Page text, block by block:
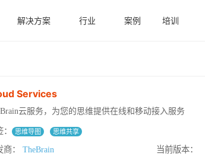
解决方案 行业 案例 培训
Services
云服务，为您的思维提供在线和移动接入服务
： 思维导图 思维共享
商：TheBrain 当前版本：